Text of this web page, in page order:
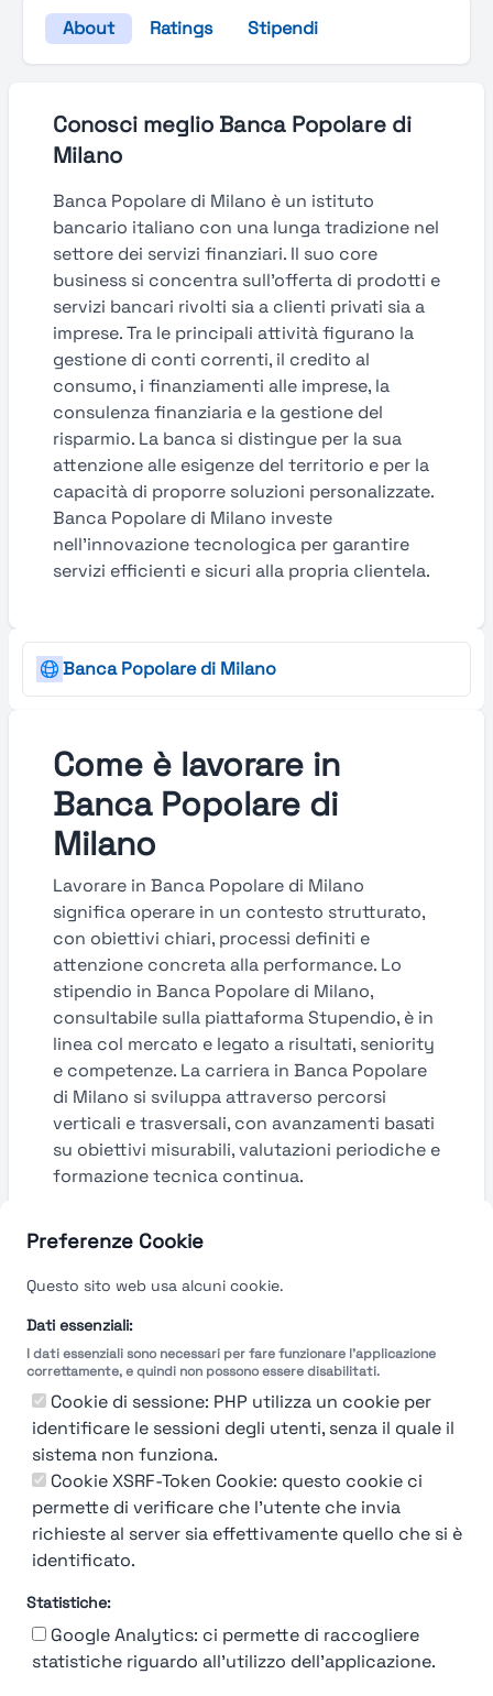
Preferenze Cookie
Questo sito web usa alcuni cookie.
Dati essenziali:
I dati essenziali sono necessari per fare funzionare l'applicazione
correttamente, e quindi non possono essere disabilitati.
Cookie di sessione: PHP utilizza un cookie per
identificare le sessioni degli utenti, senza il quale il
sistema non funziona.
Cookie XSRF-Token Cookie: questo cookie ci
permette di verificare che l'utente che invia
richieste al server sia effettivamente quello che si è
identificato.
Statistiche:
Google Analytics: ci permette di raccogliere
statistiche riguardo all'utilizzo dell'applicazione.
About Ratings Stipendi
Conosci meglio Banca Popolare di
Milano
Banca Popolare di Milano è un istituto
bancario italiano con una lunga tradizione nel
settore dei servizi finanziari. Il suo core
business si concentra sull’offerta di prodotti e
servizi bancari rivolti sia a clienti privati sia a
imprese. Tra le principali attività figurano la
gestione di conti correnti, il credito al
consumo, i finanziamenti alle imprese, la
consulenza finanziaria e la gestione del
risparmio. La banca si distingue per la sua
attenzione alle esigenze del territorio e per la
capacità di proporre soluzioni personalizzate.
Banca Popolare di Milano investe
nell’innovazione tecnologica per garantire
servizi efficienti e sicuri alla propria clientela.
Banca Popolare di Milano
Come è lavorare in
Banca Popolare di
Milano
Lavorare in Banca Popolare di Milano
significa operare in un contesto strutturato,
con obiettivi chiari, processi definiti e
attenzione concreta alla performance. Lo
stipendio in Banca Popolare di Milano,
consultabile sulla piattaforma Stupendio, è in
linea col mercato e legato a risultati, seniority
e competenze. La carriera in Banca Popolare
di Milano si sviluppa attraverso percorsi
verticali e trasversali, con avanzamenti basati
su obiettivi misurabili, valutazioni periodiche e
formazione tecnica continua.
Guarda le valutazioni →